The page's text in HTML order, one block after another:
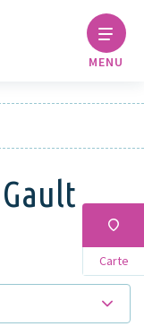
MENU
Carte